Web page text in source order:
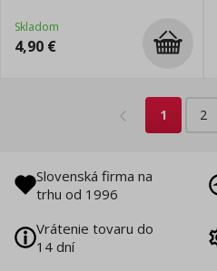
Skladom
4,90 €
1 2
Slovenská firma na
trhu od 1996
Vrátenie tovaru do
14 dní